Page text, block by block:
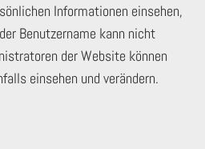
Informationen einsehen,
Benutzername kann nicht
der Website können
einsehen und verändern.